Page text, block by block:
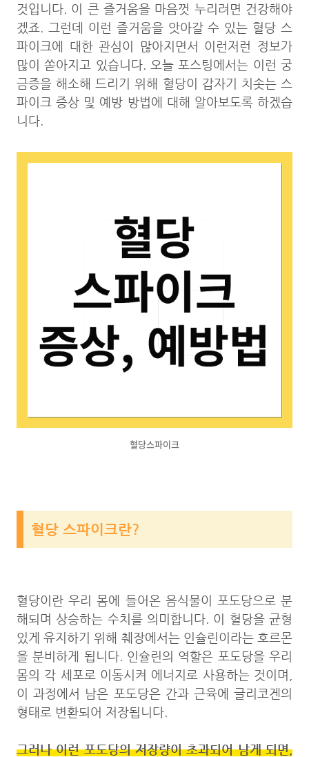
것입니다. 이 큰 즐거움을 마음껏 누리려면 건강해야
겠죠. 그런데 이런 즐거움을 앗아갈 수 있는 혈당 스
파이크에 대한 관심이 많아지면서 이런저런 정보가
많이 쏟아지고 있습니다. 오늘 포스팅에서는 이런 궁
금증을 해소해 드리기 위해 혈당이 갑자기 치솟는 스
파이크 증상 및 예방 방법에 대해 알아보도록 하겠습
니다.
혈당스파이크
혈당 스파이크란?
혈당이란 우리 몸에 들어온 음식물이 포도당으로 분
해되며 상승하는 수치를 의미합니다. 이 혈당을 균형
있게 유지하기 위해 췌장에서는 인슐린이라는 호르몬
을 분비하게 됩니다. 인슐린의 역할은 포도당을 우리
몸의 각 세포로 이동시켜 에너지로 사용하는 것이며,
이 과정에서 남은 포도당은 간과 근육에 글리코겐의
형태로 변환되어 저장됩니다.
그러나 이런 포도당의 저장량이 초과되어 남게 되면,